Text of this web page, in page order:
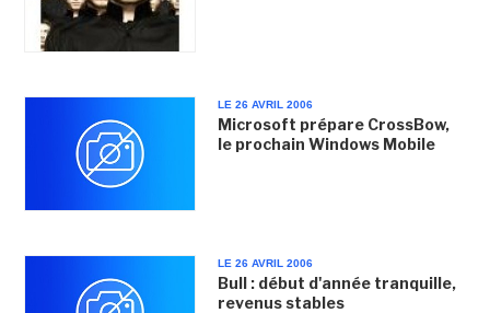
LE 26 AVRIL 2006
Microsoft prépare CrossBow,
le prochain Windows Mobile
LE 26 AVRIL 2006
Bull : début d'année tranquille,
revenus stables